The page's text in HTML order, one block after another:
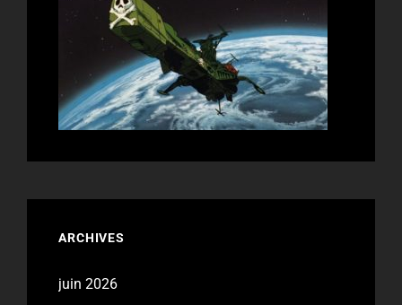
ARCHIVES
juin 2026